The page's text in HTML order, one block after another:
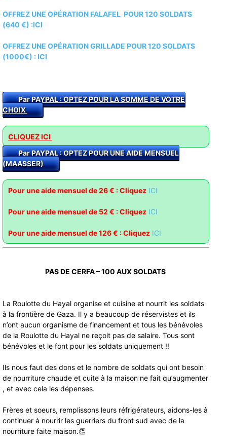
OFFREZ UNE OPÉRATION FALAFEL POUR 120 SOLDATS
(640 €) :ICI
OFFREZ UNE OPÉRATION GRILLADE POUR 120 SOLDATS
(1000€) : ICI
Par PAYPAL : OPTEZ POUR LA SOMME DE VOTRE
CHOIX
CLIQUEZ ICI
Par PAYPAL : OPTEZ POUR UNE AIDE MENSUEL
(MAASSER)
Pour une aide mensuel de 26 € : Cliquez ICI
Pour une aide mensuel de 52 € : Cliquez ICI
Pour une aide mensuel de 126 € : Cliquez ICI
PAS DE CERFA – 100 AUX SOLDATS
La Roulotte du Hayal organise et cuisine et nourrit les soldats
à la frontière de Gaza. Il y a beaucoup de réservistes et ils
n’ont aucun organisme de financement et tous les bénévoles
de la Roulotte du Hayal ne reçoit pas de salaire. Tous sont
bénévoles et le font pour les soldats uniquement !!
Ils nous faut des dons et le nombre de soldats qui ont besoin
de nourriture chaude et cuite à la maison ne fait qu’augmenter
, et avec cela les dépenses.
Frères et soeurs, remplissons leurs réfrigérateurs, aidons-les à
continuer à nourrir les guerriers du front sud avec de la
nourriture faite maison.👏